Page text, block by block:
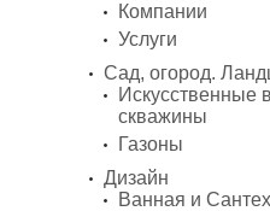
Компании
Услуги
Сад, огород.
Искусственные
скважины
Газоны
Дизайн
Ванная и